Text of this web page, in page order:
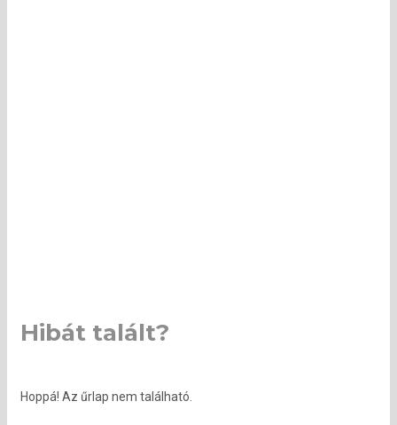
Hibát talált?
Hoppá! Az űrlap nem található.